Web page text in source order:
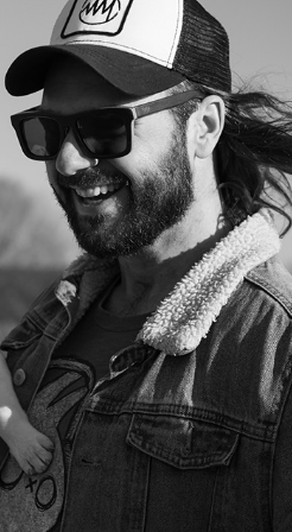
HUISDIER
2022